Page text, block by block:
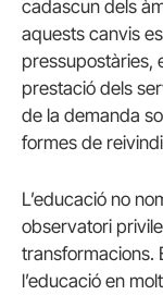
cadascun dels
aquests canvis
pressupostàries,
prestació dels
de la demanda
formes de
L’educació no
observatori
transformacions.
l’educació en